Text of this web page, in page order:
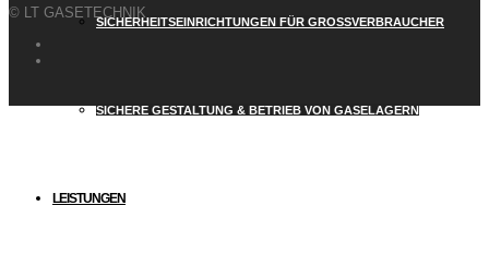
SICHERHEITSEINRICHTUNGEN FÜR GROSSVERBRAUCHER
SICHERE GESTALTUNG & BETRIEB VON GASELAGERN
LEISTUNGEN
© LT GASETECHNIK